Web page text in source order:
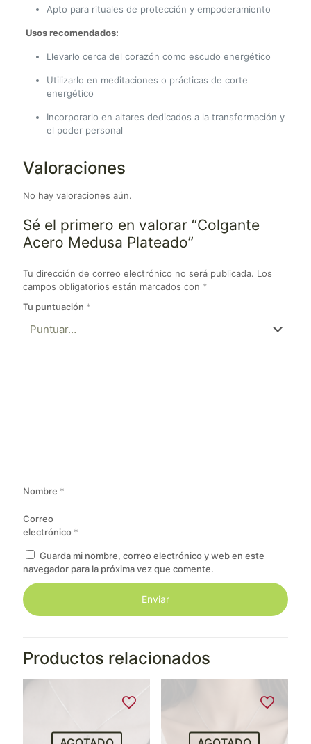
Apto para rituales de protección y empoderamiento
Usos recomendados:
Llevarlo cerca del corazón como escudo energético
Utilizarlo en meditaciones o prácticas de corte
energético
Incorporarlo en altares dedicados a la transformación y
el poder personal
Valoraciones
No hay valoraciones aún.
Sé el primero en valorar “Colgante
Acero Medusa Plateado”
Tu dirección de correo electrónico no será publicada. Los
campos obligatorios están marcados con *
Tu puntuación *
Nombre *
Correo
electrónico *
Guarda mi nombre, correo electrónico y web en este
navegador para la próxima vez que comente.
Productos relacionados